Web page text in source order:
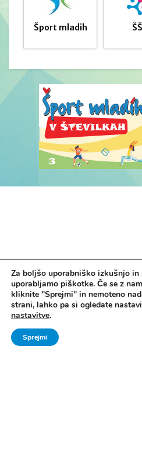
Šport mladih
Vse pravice pridržane. © 2006 - 2024
Direktorat za šport, Zavod za Šport RS
Pravno obvestilo
mladih
Za boljšo uporabniško izkušnjo
uporabljamo piškotke. Če se z
kliknite "Sprejmi" in nemoteno
strani, lahko pa si ogledate
nastavitve.
Sprejmi